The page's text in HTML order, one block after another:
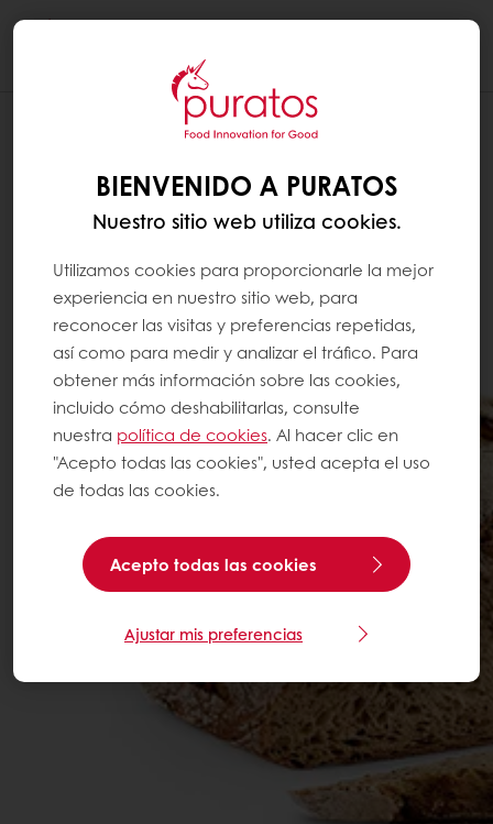
BIENVENIDO A PURATOS
Nuestro sitio web utiliza cookies.
Utilizamos cookies para proporcionarle la mejor
experiencia en nuestro sitio web, para
reconocer las visitas y preferencias repetidas,
así como para medir y analizar el tráfico. Para
obtener más información sobre las cookies,
incluido cómo deshabilitarlas, consulte
nuestra política de cookies. Al hacer clic en
"Acepto todas las cookies", usted acepta el uso
de todas las cookies.
Acepto todas las cookies
Ajustar mis preferencias